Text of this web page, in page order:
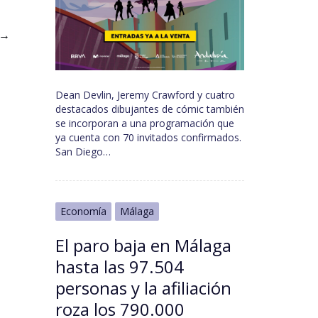
→
Dean Devlin, Jeremy Crawford y cuatro
destacados dibujantes de cómic también
se incorporan a una programación que
ya cuenta con 70 invitados confirmados.
San Diego…
Economía Málaga
El paro baja en Málaga
hasta las 97.504
personas y la afiliación
roza los 790.000